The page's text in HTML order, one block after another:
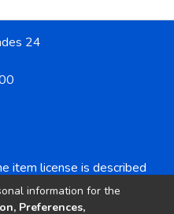
24
item license is described
NonCommercial-
information for the
Preferences,